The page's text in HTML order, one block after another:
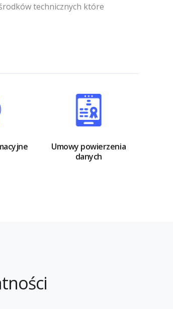
technicznych które
Umowy powierzenia
danych